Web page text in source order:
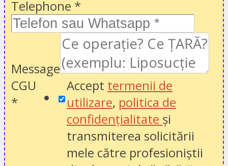
Telephone *
Message
CGU
*
Accept termenii de
utilizare, politica de
confidențialitate și
transmiterea solicitării
mele către profesioniștii